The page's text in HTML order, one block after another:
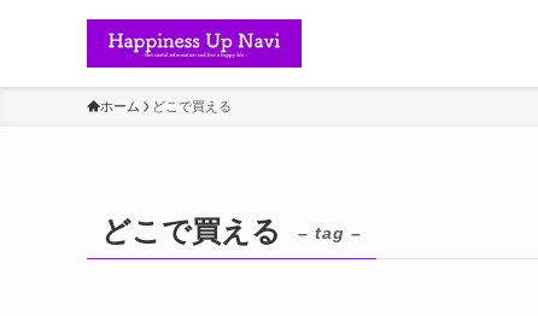
ホーム どこで買える
どこで買える – tag –